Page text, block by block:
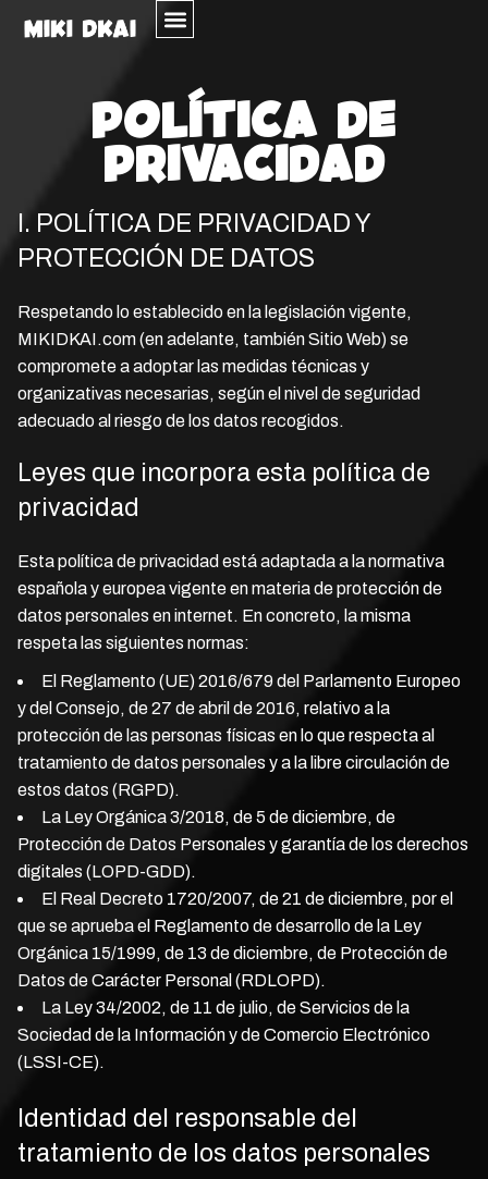
POLÍTICA DE
PRIVACIDAD
I. POLÍTICA DE PRIVACIDAD Y
PROTECCIÓN DE DATOS
Respetando lo establecido en la legislación vigente,
MIKIDKAI.com (en adelante, también Sitio Web) se
compromete a adoptar las medidas técnicas y
organizativas necesarias, según el nivel de seguridad
adecuado al riesgo de los datos recogidos.
Leyes que incorpora esta política de
privacidad
Esta política de privacidad está adaptada a la normativa
española y europea vigente en materia de protección de
datos personales en internet. En concreto, la misma
respeta las siguientes normas:
El Reglamento (UE) 2016/679 del Parlamento Europeo
y del Consejo, de 27 de abril de 2016, relativo a la
protección de las personas físicas en lo que respecta al
tratamiento de datos personales y a la libre circulación de
estos datos (RGPD).
La Ley Orgánica 3/2018, de 5 de diciembre, de
Protección de Datos Personales y garantía de los derechos
digitales (LOPD-GDD).
El Real Decreto 1720/2007, de 21 de diciembre, por el
que se aprueba el Reglamento de desarrollo de la Ley
Orgánica 15/1999, de 13 de diciembre, de Protección de
Datos de Carácter Personal (RDLOPD).
La Ley 34/2002, de 11 de julio, de Servicios de la
Sociedad de la Información y de Comercio Electrónico
(LSSI-CE).
Identidad del responsable del
tratamiento de los datos personales